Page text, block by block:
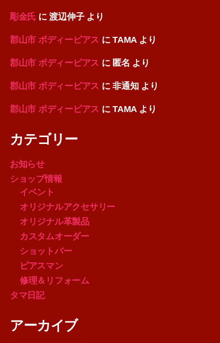
彫金氏 に渡辺伸子より
郡山市 ボディーピアス にTAMA より
郡山市 ボディーピアス に 匿名 より
郡山市 ボディーピアス に非通知 より
郡山市 ボディーピアス にTAMA より
カテゴリー
お知らせ
ショップ情報
イベント
オリジナルアクセサリー
オリジナル革製品
カスタムオーダー
ショットバー
ピアスマン
修理＆リフォーム
タマ日記
アーカイブ